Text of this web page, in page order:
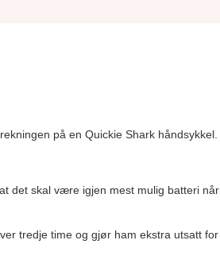
på en Quickie Shark håndsykkel.
det skal være igjen mest mulig batteri når
tredje time og gjør ham ekstra utsatt for